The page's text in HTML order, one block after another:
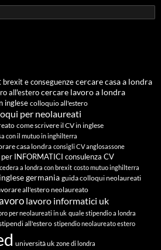
brexit e conseguenzecercare casa a londra
all'esterocercare lavoro a londra
inglesecolloquio all'estero
per neolaureati
come scrivere il CV in inglese
con il mutuo in inghilterra
casa londra consigli CV anglosassone
INFORMATICI consulenza CV
a londra con brexit costo mutuo inghilterra
germania guida colloqui neolaureati
all'estero neolaureato
lavoro informatici uk
per neolaureati in uk quale stipendio a londra
all'estero stipendio neolaureato estero
università uk zone di londra